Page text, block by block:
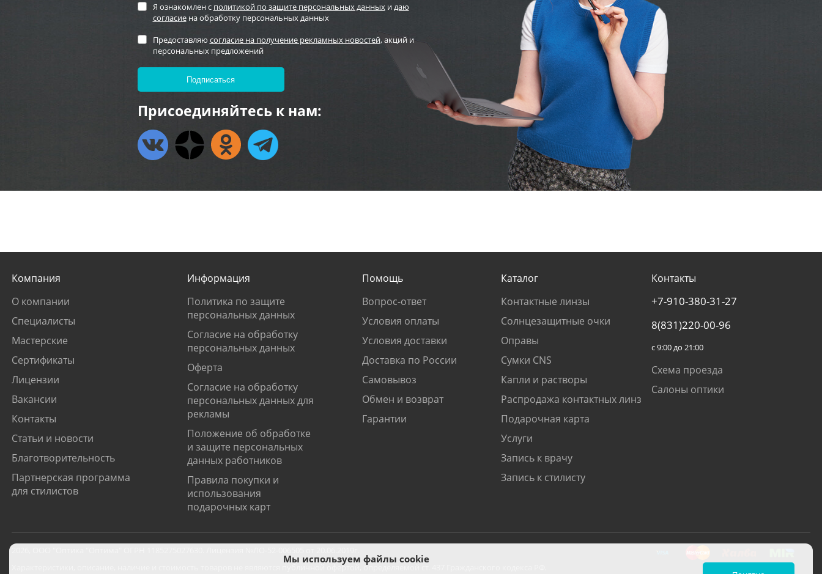
Я ознакомлен с политикой по защите персональных данныхи даю
согласиена обработку персональных данных
Предоставляю согласие на получение рекламных новостей, акций и
персональных предложений
Присоединяйтесь к нам:
Компания
О компании
Специалисты
Мастерские
Сертификаты
Лицензии
Вакансии
Контакты
Статьи и новости
Благотворительность
Партнерская программа
для стилистов
Информация
Политика по защите
персональных данных
Согласие на обработку
персональных данных
Оферта
Согласие на обработку
персональных данных для
рекламы
Положение об обработке
и защите персональных
данных работников
Правила покупки и
использования
подарочных карт
Помощь
Вопрос-ответ
Условия оплаты
Условия доставки
Доставка по России
Самовывоз
Обмен и возврат
Гарантии
Каталог
Контактные линзы
Солнцезащитные очки
Оправы
Сумки CNS
Капли и растворы
Распродажа контактных линз
Подарочная карта
Услуги
Запись к врачу
Запись к стилисту
Контакты
+7-910-380-31-27
8(831)220-00-96
с 9:00 до 21:00
Схема проезда
Салоны оптики
Характеристики, описание, наличие и стоимость товаров не являются публичной офертой, определяемой ст. 437 Гражданского кодекса РФ.
Мы используем файлы cookie